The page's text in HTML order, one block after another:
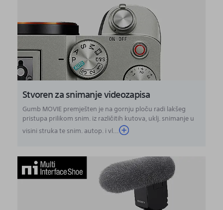
Stvoren za snimanje videozapisa
Gumb MOVIE premješten je na gornju ploču radi lakšeg
pristupa prilikom snim. iz različitih kutova, uklj. snimanje u
visini struka te snim. autop. i vl...